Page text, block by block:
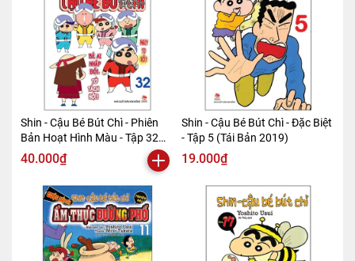
Shin - Cậu Bé Bút Chì - Phiên
Bản Hoạt Hình Màu - Tập 32
(Tái Bản 2019)
40.000₫
Shin - Cậu Bé Bút Chì - Đặc Biệt
- Tập 5 (Tái Bản 2019)
19.000₫